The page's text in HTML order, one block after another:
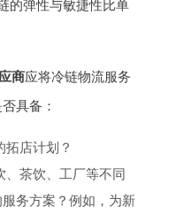
的弹性与敏捷性比单
商应将冷链物流服务
具备：
拓店计划？
、茶饮、工厂等不同
务方案？例如，为新